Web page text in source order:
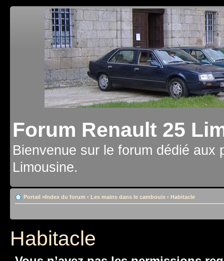
Forum Renault 25
Bienvenue sur le forum dédié aux
Limousine.
Portail »Index du forum ‹ Les mains dans le cambouis ‹ Habitacle
Habitacle